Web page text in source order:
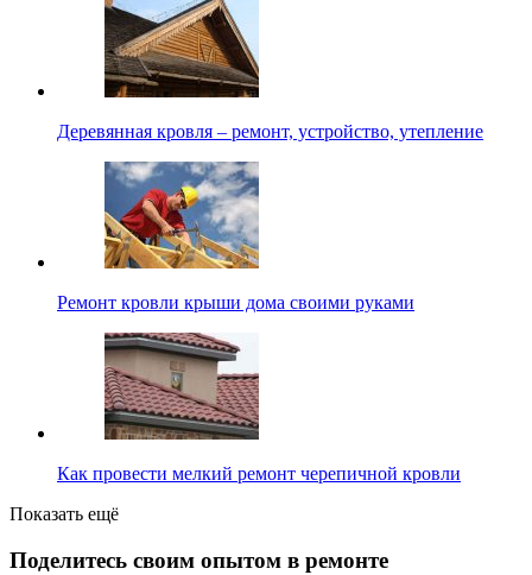
Деревянная кровля – ремонт, устройство, утепление
Ремонт кровли крыши дома своими руками
Как провести мелкий ремонт черепичной кровли
Показать ещё
Поделитесь своим опытом в ремонте